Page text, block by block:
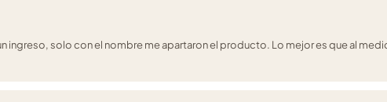
ingreso, solo con el nombre me apartaron el producto. Lo mejor es que al